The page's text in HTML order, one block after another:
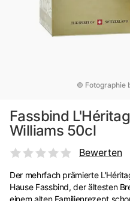
© Fotographie
Fassbind
Williams 50cl
Bewerten
Der mehrfach prämierte
Hause Fassbind, der ältesten
einem alten Familienrezept